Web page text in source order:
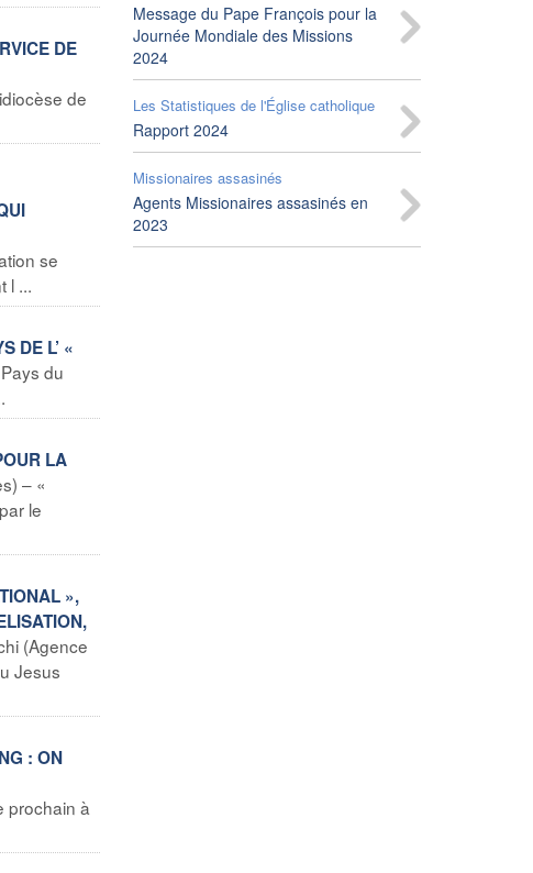
DE
de
se
l ...
DE L’ «
du
LA
– «
le
»,
(Agence
Jesus
: ON
prochain à
Message du Pape François pour la
Journée Mondiale des Missions
2024
Les Statistiques de l'Église catholique
Rapport 2024
Missionaires assasinés
Agents Missionaires assasinés en
2023